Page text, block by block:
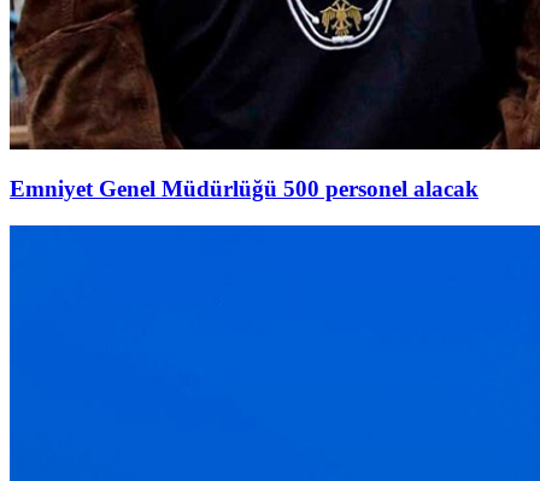
Emniyet Genel Müdürlüğü 500 personel alacak